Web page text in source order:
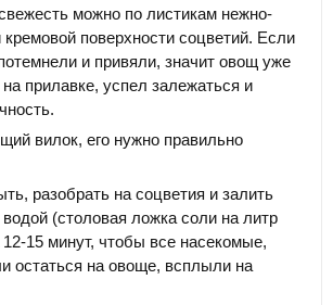
можно по листикам нежно-
кремовой поверхности соцветий. Если
и привяли, значит овощ уже
прилавке, успел залежаться и
вилок, его нужно правильно
разобрать на соцветия и залить
(столовая ложка соли на литр
15 минут, чтобы все насекомые,
остаться на овоще, всплыли на